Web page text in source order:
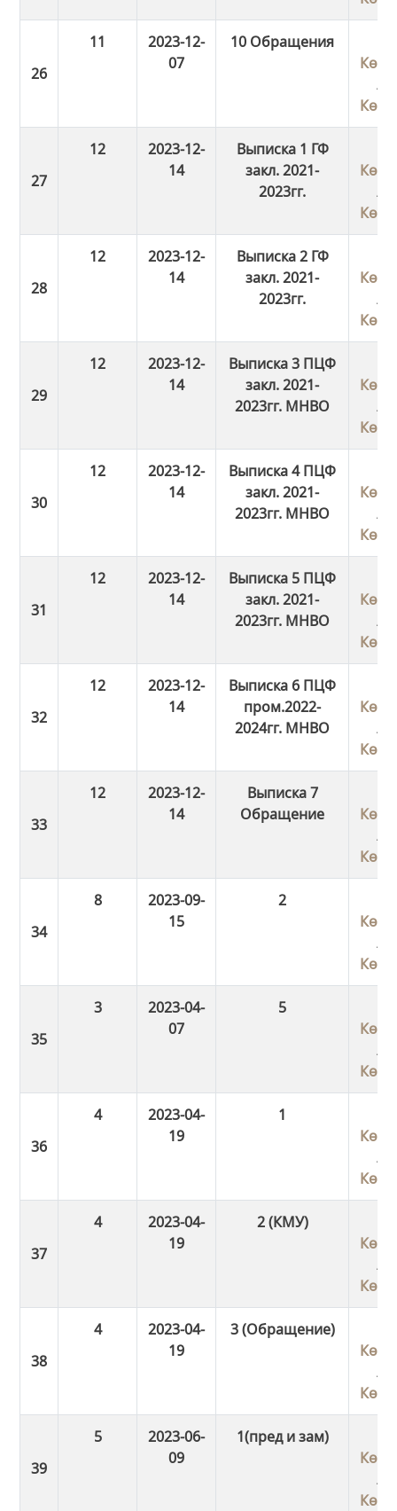
11
2023-12-
07
10 Обращения
/
12
2023-12-
14
Выписка 1 ГФ
закл. 2021-
2023гг.
/
12
2023-12-
14
Выписка 2 ГФ
закл. 2021-
2023гг.
/
12
2023-12-
14
Выписка 3 ПЦФ
закл. 2021-
2023гг. МНВО
/
12
2023-12-
14
Выписка 4 ПЦФ
закл. 2021-
2023гг. МНВО
/
12
2023-12-
14
Выписка 5 ПЦФ
закл. 2021-
2023гг. МНВО
/
12
2023-12-
14
Выписка 6 ПЦФ
пром.2022-
2024гг. МНВО
/
12
2023-12-
14
Выписка 7
Обращение
/
8
2023-09-
15
2
/
3
2023-04-
07
5
/
4
2023-04-
19
1
/
4
2023-04-
19
2 (КМУ)
/
4
2023-04-
19
3 (Обращение)
/
5
2023-06-
09
1(пред и зам)
/